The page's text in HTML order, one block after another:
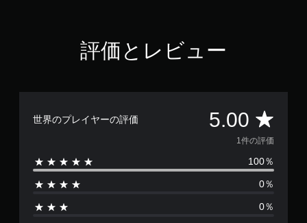
評価とレビュー
世界のプレイヤーの評価 5.00 評
価
数
は
1件の評価
100％
0％
0％